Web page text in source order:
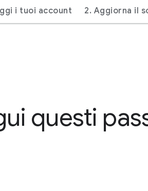
i tuoi account 2. Aggiorna il
questi